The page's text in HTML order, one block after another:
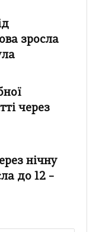
зросла
через
нічну
до 12 –